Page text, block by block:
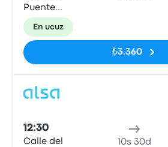
Puente
Colgante, 2
En ucuz
₺3.360
12:30
Calle del
10s 30d